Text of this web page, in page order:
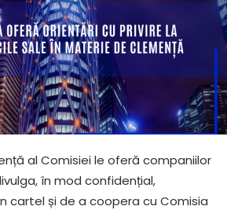
al Comisiei le oferă companiilor
în mod confidențial,
cartel și de a coopera cu Comisia